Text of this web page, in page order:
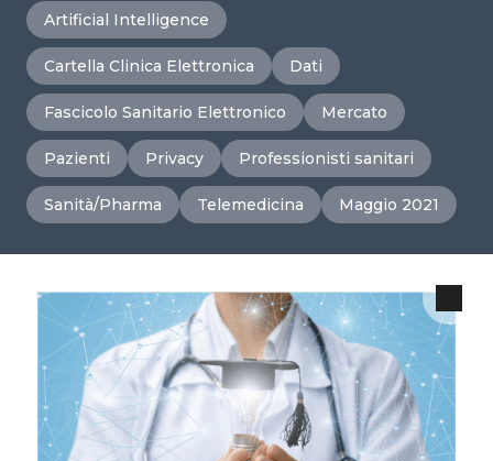
Artificial Intelligence
Cartella Clinica Elettronica Dati
Fascicolo Sanitario Elettronico Mercato
Pazienti Privacy Professionisti sanitari
Sanità/Pharma Telemedicina Maggio 2021